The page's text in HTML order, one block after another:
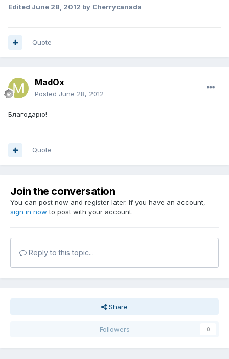
Edited June 28, 2012 by Cherrycanada
Quote
MadOx
Posted June 28, 2012
Благодарю!
Quote
Join the conversation
You can post now and register later. If you have an account,
sign in now to post with your account.
Reply to this topic...
Share
Followers 0